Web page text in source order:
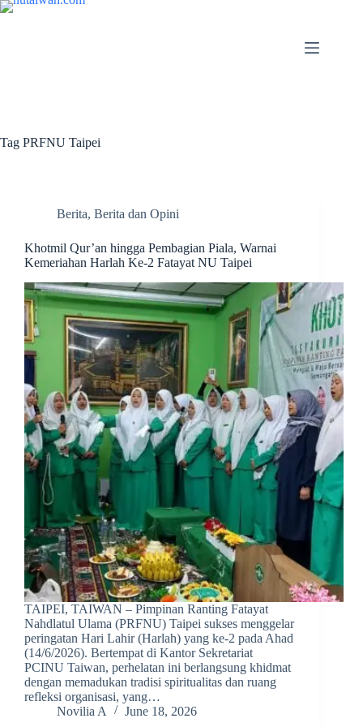
Tag PRFNU Taipei
Berita, Berita dan Opini
Khotmil Qur’an hingga Pembagian Piala, Warnai
Kemeriahan Harlah Ke-2 Fatayat NU Taipei
TAIPEI, TAIWAN – Pimpinan Ranting Fatayat
Nahdlatul Ulama (PRFNU) Taipei sukses menggelar
peringatan Hari Lahir (Harlah) yang ke-2 pada Ahad
(14/6/2026). Bertempat di Kantor Sekretariat
PCINU Taiwan, perhelatan ini berlangsung khidmat
dengan memadukan tradisi spiritualitas dan ruang
refleksi organisasi, yang…
Novilia A
June 18, 2026